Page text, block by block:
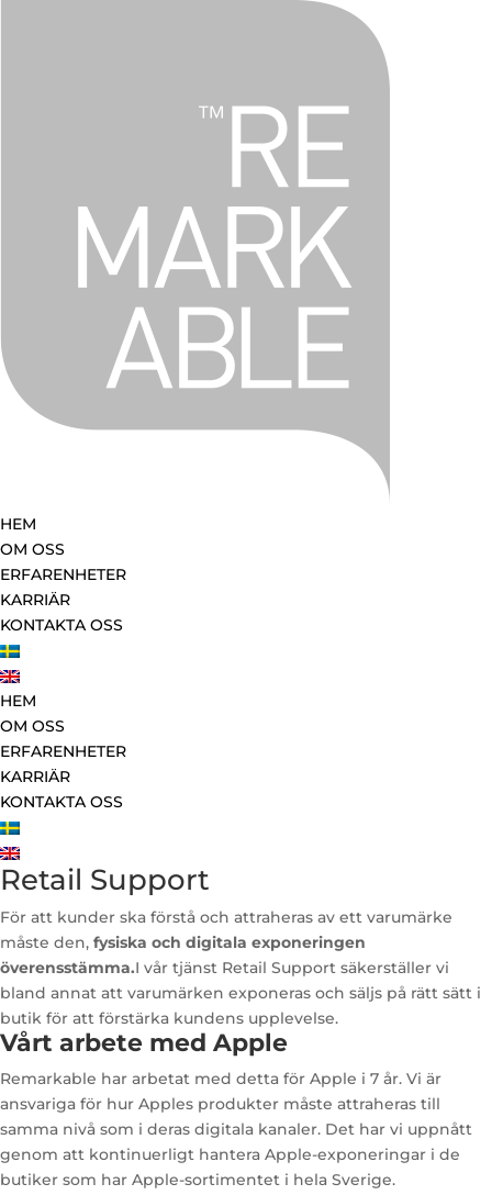
HEM
OM OSS
ERFARENHETER
KARRIÄR
KONTAKTA OSS
HEM
OM OSS
ERFARENHETER
KARRIÄR
KONTAKTA OSS
Retail Support
För att kunder ska förstå och attraheras av ett varumärke
måste den, fysiska och digitala exponeringen
överensstämma.I vår tjänst Retail Support säkerställer vi
bland annat att varumärken exponeras och säljs på rätt sätt i
butik för att förstärka kundens upplevelse.
Vårt arbete med Apple
Remarkable har arbetat med detta för Apple i 7 år. Vi är
ansvariga för hur Apples produkter måste attraheras till
samma nivå som i deras digitala kanaler. Det har vi uppnått
genom att kontinuerligt hantera Apple-exponeringar i de
butiker som har Apple-sortimentet i hela Sverige.